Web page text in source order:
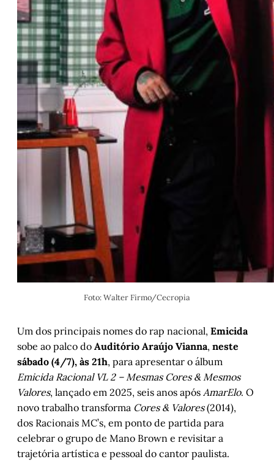
Foto: Walter Firmo/Cecropia
Um dos principais nomes do rap nacional, Emicida
sobe ao palco do Auditório Araújo Vianna, neste
sábado (4/7), às 21h, para apresentar o álbum
Emicida Racional VL 2 – Mesmas Cores & Mesmos
Valores, lançado em 2025, seis anos após AmarElo. O
novo trabalho transforma Cores & Valores(2014),
dos Racionais MC’s, em ponto de partida para
celebrar o grupo de Mano Brown e revisitar a
trajetória artística e pessoal do cantor paulista.